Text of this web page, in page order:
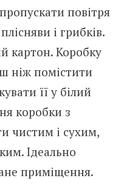
повітря
і грибків.
картон. Коробку
ніж помістити
її у білий
коробки з
чистим і сухим,
Ідеально
приміщення.